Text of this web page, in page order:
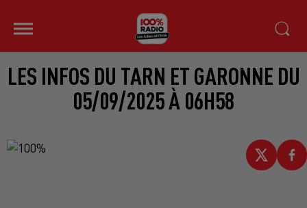
LES INFOS DU TARN ET GARONNE DU
05/09/2025 À 06H58